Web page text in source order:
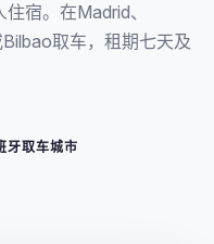
宿。在Madrid、
取车，租期七天及
牙取车城市